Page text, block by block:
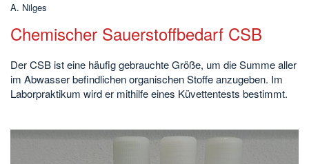
A. Nilges
Chemischer Sauerstoffbedarf CSB
Der CSB ist eine häufig gebrauchte Größe, um die Summe aller
im Abwasser befindlichen organischen Stoffe anzugeben. Im
Laborpraktikum wird er mithilfe eines Küvettentests bestimmt.